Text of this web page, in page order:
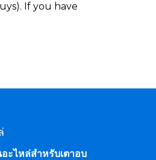
If you have
ะไหล่สำหรับเตาอบ